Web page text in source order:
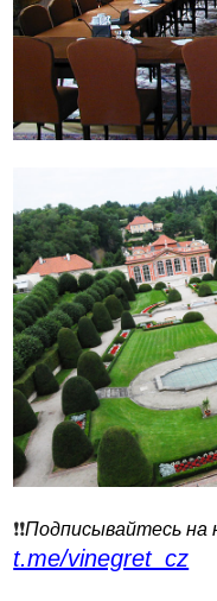
❗️❗️Подписывайтесь на
t.me/vinegret_cz